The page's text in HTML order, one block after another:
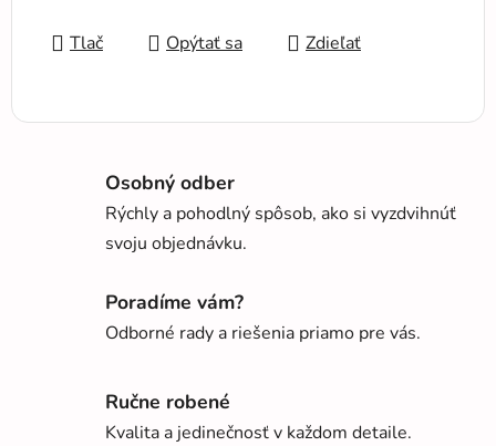
Tlač Opýtať sa Zdieľať
Osobný odber
Rýchly a pohodlný spôsob, ako si vyzdvihnúť
svoju objednávku.
Poradíme vám?
Odborné rady a riešenia priamo pre vás.
Ručne robené
Kvalita a jedinečnosť v každom detaile.